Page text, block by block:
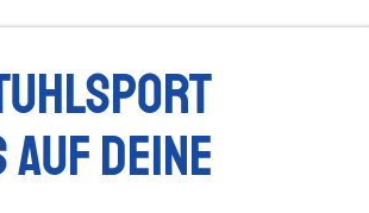
deine